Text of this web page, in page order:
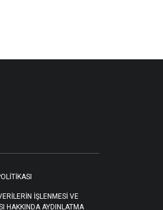
İŞLENMESI VE
HAKKINDA AYDINLATMA